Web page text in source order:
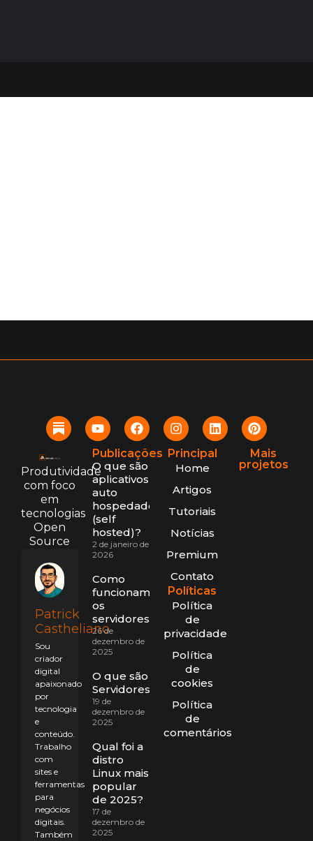
Produtividade
com foco
em
tecnologias
Open
Source
Patrick
Castheliano
Sou
criador
digital
apaixonado
por
tecnologia
e
conteúdo.
Trabalho
com
sites e
ferramentas
para
negócios
digitais.
Também
Publicações
O que são
aplicativos
auto
hospedados
(self
hosted)?
2 de janeiro de
2026
Como
funcionam
os
servidores?
26 de
dezembro de
2025
O que são
Servidores?
19 de
dezembro de
2025
Qual foi a
distro
Linux mais
popular
de 2025?
17 de
dezembro de
2025
Principal
Home
Artigos
Tutoriais
Notícias
Premium
Contato
Políticas
Política
de
privacidade
Política
de
cookies
Política
de
comentários
Mais
projetos